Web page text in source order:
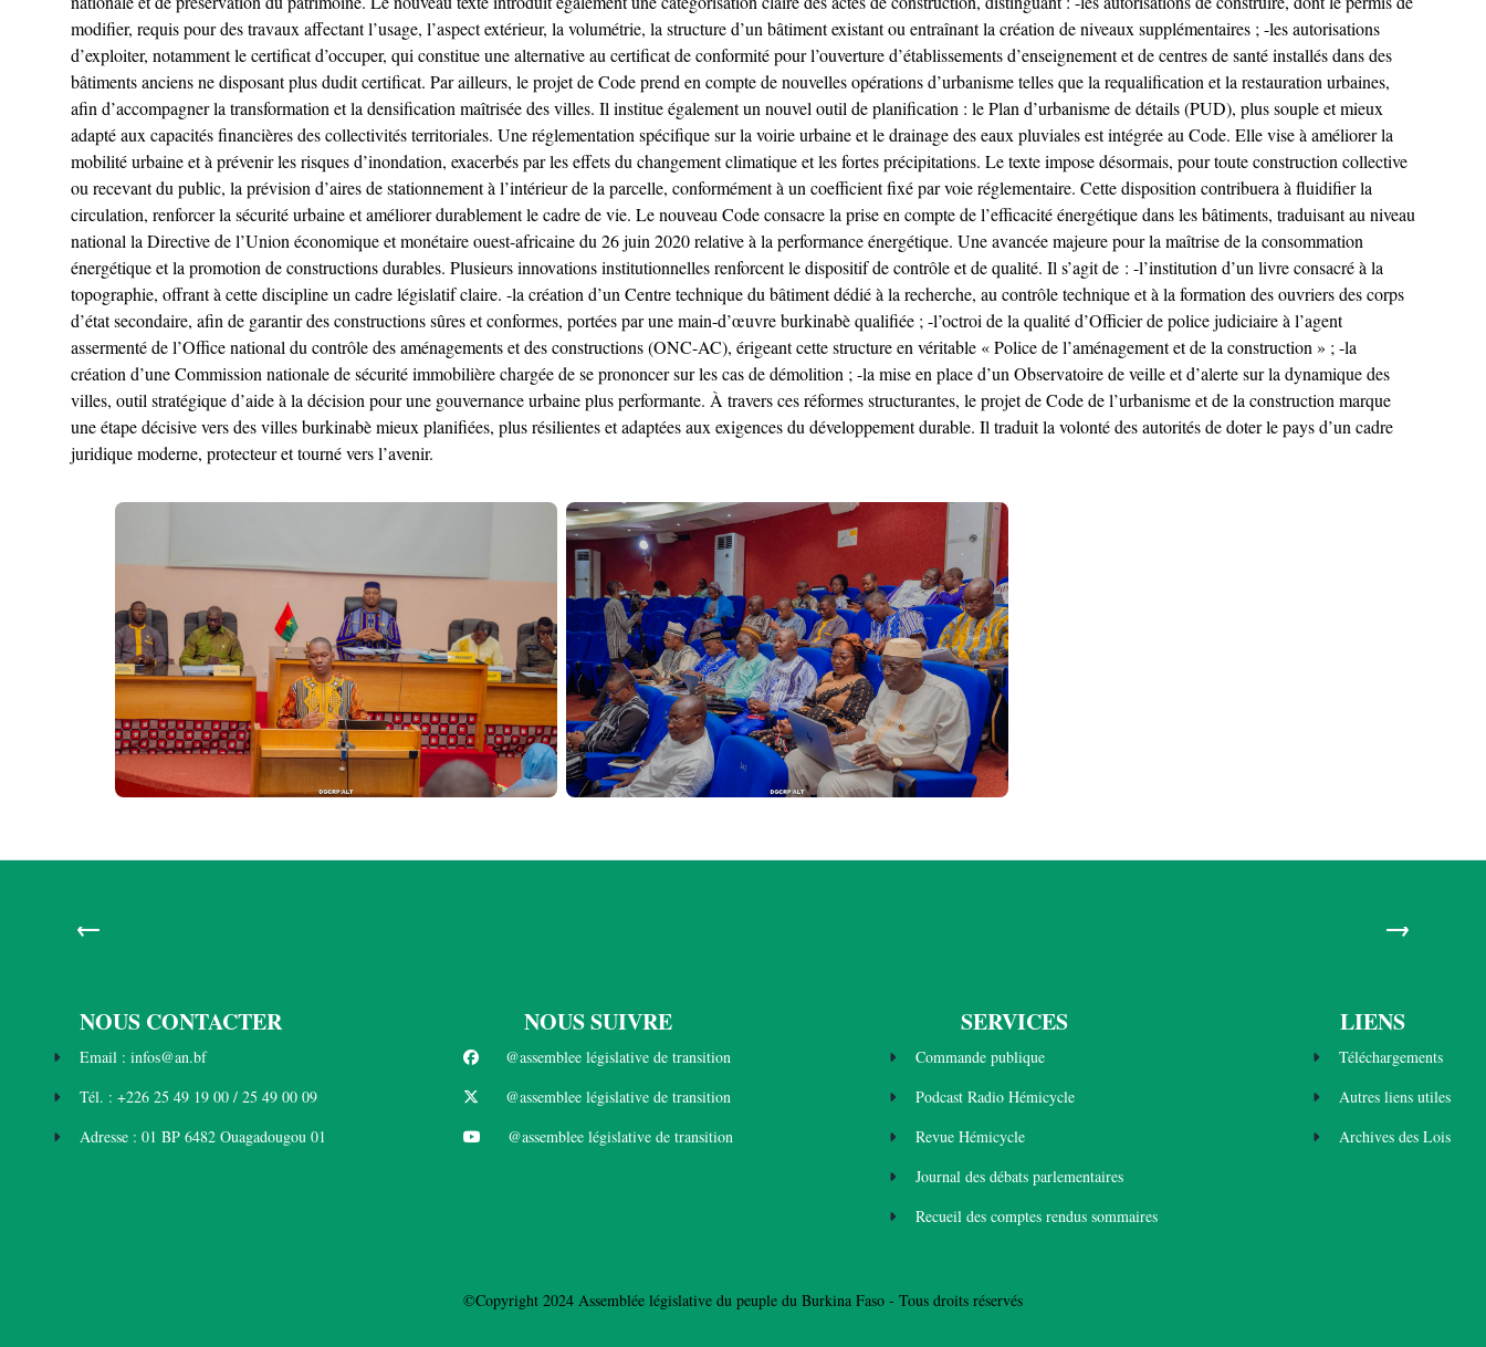
modifier, requis pour des travaux affectant l’usage, l’aspect extérieur, la volumétrie, la structure d’un bâtiment existant ou entraînant la création de niveaux supplémentaires ; -les autorisations
d’exploiter, notamment le certificat d’occuper, qui constitue une alternative au certificat de conformité pour l’ouverture d’établissements d’enseignement et de centres de santé installés dans des
bâtiments anciens ne disposant plus dudit certificat. Par ailleurs, le projet de Code prend en compte de nouvelles opérations d’urbanisme telles que la requalification et la restauration urbaines,
afin d’accompagner la transformation et la densification maîtrisée des villes. Il institue également un nouvel outil de planification : le Plan d’urbanisme de détails (PUD), plus souple et mieux
adapté aux capacités financières des collectivités territoriales. Une réglementation spécifique sur la voirie urbaine et le drainage des eaux pluviales est intégrée au Code. Elle vise à améliorer la
mobilité urbaine et à prévenir les risques d’inondation, exacerbés par les effets du changement climatique et les fortes précipitations. Le texte impose désormais, pour toute construction collective
ou recevant du public, la prévision d’aires de stationnement à l’intérieur de la parcelle, conformément à un coefficient fixé par voie réglementaire. Cette disposition contribuera à fluidifier la
circulation, renforcer la sécurité urbaine et améliorer durablement le cadre de vie. Le nouveau Code consacre la prise en compte de l’efficacité énergétique dans les bâtiments, traduisant au niveau
national la Directive de l’Union économique et monétaire ouest-africaine du 26 juin 2020 relative à la performance énergétique. Une avancée majeure pour la maîtrise de la consommation
énergétique et la promotion de constructions durables. Plusieurs innovations institutionnelles renforcent le dispositif de contrôle et de qualité. Il s’agit de : -l’institution d’un livre consacré à la
topographie, offrant à cette discipline un cadre législatif claire. -la création d’un Centre technique du bâtiment dédié à la recherche, au contrôle technique et à la formation des ouvriers des corps
d’état secondaire, afin de garantir des constructions sûres et conformes, portées par une main-d’œuvre burkinabè qualifiée ; -l’octroi de la qualité d’Officier de police judiciaire à l’agent
assermenté de l’Office national du contrôle des aménagements et des constructions (ONC-AC), érigeant cette structure en véritable « Police de l’aménagement et de la construction » ; -la
création d’une Commission nationale de sécurité immobilière chargée de se prononcer sur les cas de démolition ; -la mise en place d’un Observatoire de veille et d’alerte sur la dynamique des
villes, outil stratégique d’aide à la décision pour une gouvernance urbaine plus performante. À travers ces réformes structurantes, le projet de Code de l’urbanisme et de la construction marque
une étape décisive vers des villes burkinabè mieux planifiées, plus résilientes et adaptées aux exigences du développement durable. Il traduit la volonté des autorités de doter le pays d’un cadre
juridique moderne, protecteur et tourné vers l’avenir.
← →
NOUS CONTACTER
Email : infos@an.bf
Tél. : +226 25 49 19 00 / 25 49 00 09
Adresse : 01 BP 6482 Ouagadougou 01
NOUS SUIVRE
@assemblee législative de transition
@assemblee législative de transition
@assemblee législative de transition
SERVICES
Commande publique
Podcast Radio Hémicycle
Revue Hémicycle
Journal des débats parlementaires
Recueil des comptes rendus sommaires
LIENS
Téléchargements
Autres liens utiles
Archives des Lois
©Copyright 2024 Assemblée législative du peuple du Burkina Faso - Tous droits réservés